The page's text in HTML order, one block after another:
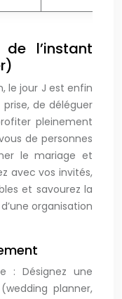
l’instant
le jour J est enfin
de déléguer
pleinement
de personnes
le mariage et
avec vos invités,
et savourez la
organisation
: Désignez une
planner,